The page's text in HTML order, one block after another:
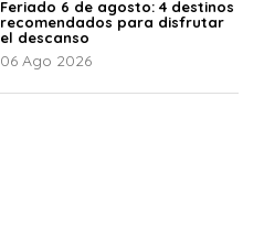
Feriado 6 de agosto: 4 destinos
recomendados para disfrutar
el descanso
06 Ago 2026